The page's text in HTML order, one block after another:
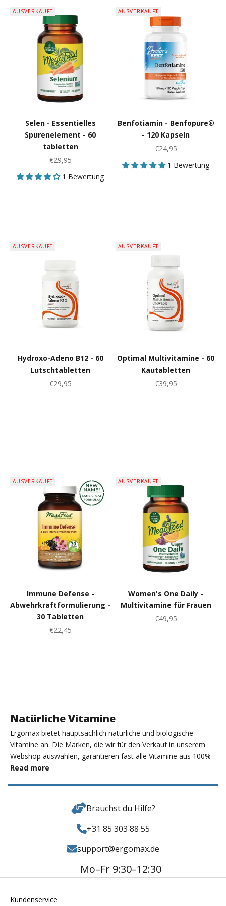
AUSVERKAUFT
Selen - Essentielles
Spurenelement - 60
tabletten
Angebot
€29,95
1 Bewertung
AUSVERKAUFT
Benfotiamin - Benfopure®
- 120 Kapseln
Angebot
€24,95
1 Bewertung
AUSVERKAUFT
Hydroxo-Adeno B12 - 60
Lutschtabletten
Angebot
€29,95
AUSVERKAUFT
Optimal Multivitamine - 60
Kautabletten
Angebot
€39,95
AUSVERKAUFT
Immune Defense -
Abwehrkraftformulierung -
30 Tabletten
Angebot
€22,45
AUSVERKAUFT
Women's One Daily -
Multivitamine für Frauen
Angebot
€49,95
Natürliche Vitamine
Ergomax bietet hauptsächlich natürliche und biologische
Vitamine an. Die Marken, die wir für den Verkauf in unserem
Webshop auswählen, garantieren fast alle Vitamine aus 100%
natürlichen und vollständigen Nahrungsquellen. Die Vitamine
dosiert. Außerdem werden die Nahrungsergänzungsmittel
nach hohen Qualitätsstandards hergestellt. Die natürlichen
Vitamine enthalten keine Pestizide, Herbizide, Gluten und Soja.
entscheiden sich immer für Qualität.
Einfache Vitaminpräparate
Wenn Sie Ihre Ernährung ergänzen wollen, können Sie dies mit
oder eine Kombination von Vitaminen und Mineralstoffen
Read more
Brauchst du Hilfe?
+31 85 303 88 55
support@ergomax.de
Mo–Fr 9:30–12:30
Kundenservice